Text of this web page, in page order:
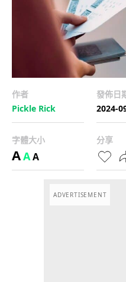
作者
Pickle Rick
發佈日
2024-
字體大小
AAA
分享
ADVERTISEMENT